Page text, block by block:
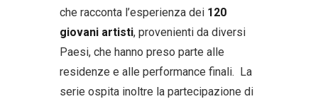
che racconta l’esperienza dei 120
giovani artisti, provenienti da diversi
Paesi, che hanno preso parte alle
residenze e alle performance finali. La
serie ospita inoltre la partecipazione di